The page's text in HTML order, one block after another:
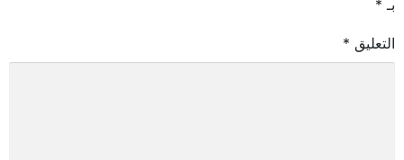
بـ *
التعليق *